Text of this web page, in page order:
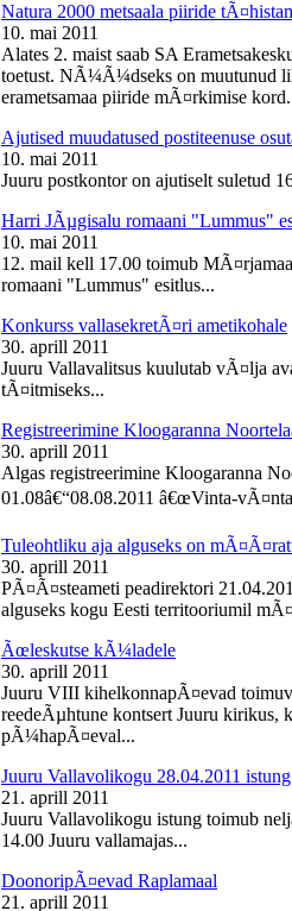
Natura 2000 metsaala piiride
10. mai 2011
Alates 2. maist saab SA
toetust. NÃ¼Ã¼dseks on muutunud
erametsamaa piiride mÃ¤rkimise
Ajutised muudatused postiteenuse
10. mai 2011
Juuru postkontor on ajutiselt suletud
Harri JÃµgisalu romaani "Lummus"
10. mai 2011
12. mail kell 17.00 toimub
romaani "Lummus" esitlus...
Konkurss vallasekretÃ¤ri ametikohale
30. aprill 2011
Juuru Vallavalitsus kuulutab vÃ¤lja
tÃ¤itmiseks...
Registreerimine Kloogaranna
30. aprill 2011
Algas registreerimine Kloogaranna
01.08â€“08.08.2011 â€œVinta-
Tuleohtliku aja alguseks on
30. aprill 2011
PÃ¤Ã¤steameti peadirektori
alguseks kogu Eesti territooriumil
Ãœleskutse kÃ¼ladele
30. aprill 2011
Juuru VIII kihelkonnapÃ¤evad
reedeÃµhtune kontsert Juuru
pÃ¼hapÃ¤eval...
Juuru Vallavolikogu 28.04.2011 istung
21. aprill 2011
Juuru Vallavolikogu istung toimub
14.00 Juuru vallamajas...
DoonoripÃ¤evad Raplamaal
21. aprill 2011